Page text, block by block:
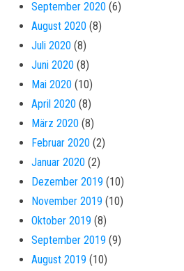
September 2020 (6)
August 2020 (8)
Juli 2020 (8)
Juni 2020 (8)
Mai 2020 (10)
April 2020 (8)
März 2020 (8)
Februar 2020 (2)
Januar 2020 (2)
Dezember 2019 (10)
November 2019 (10)
Oktober 2019 (8)
September 2019 (9)
August 2019 (10)